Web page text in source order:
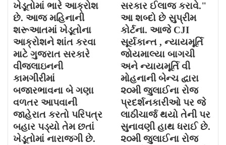
ખેડૂતોમાં ભારે આક્રોશ
છે. આજ મહિનાની
શરૂઆતમાં ખેડૂતોના
આક્રોશને શાંત કરવા
માટે ગુજરાત સરકારે
વીજલાઇનની
કામગીરીમાં
બજારભાવના બે ગણા
વળતર આપવાની
જાહેરાત કરતો પરિપત્ર
બહાર પડ્યો તેમ છતાં
ખેડૂતોમાં નારાજગી છે.
સરકાર ઈલાજ કરાવે."
આ શબ્દો છે સુપ્રીમ
કોર્ટના. આજે CJI
સૂર્યકાન્ત , ન્યાયમૂર્તિ
જોયમાલ્યા બાગચી
અને ન્યાયમૂર્તિ વી
મોહનાની બેન્ચ દ્વારા
૨૦મી જુલાઈના રોજ
પ્રદર્શનકારીઓ પર જે
લાઠીચાર્જ થયો તેની પર
સુનાવણી હાથ ધરાઈ છે.
૨૦મી જુલાઈના રોજ